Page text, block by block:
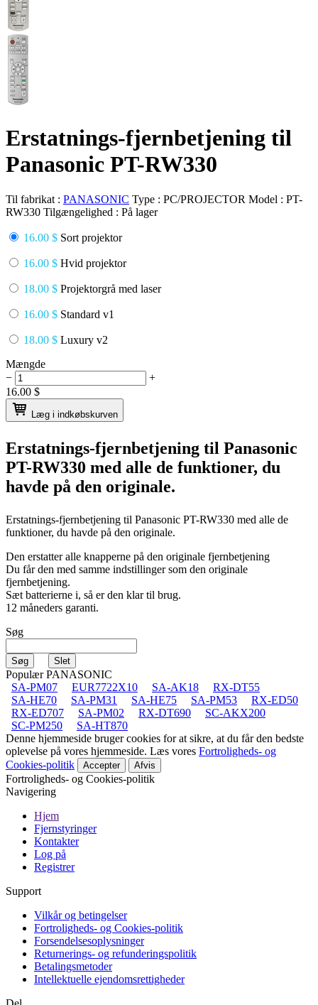
Erstatnings-fjernbetjening til
Panasonic PT-RW330
Til fabrikat : PANASONIC Type : PC/PROJECTOR Model : PT-
RW330 Tilgængelighed : På lager
16.00 $ Sort projektor
16.00 $ Hvid projektor
18.00 $ Projektorgrå med laser
16.00 $ Standard v1
18.00 $ Luxury v2
Mængde
−
+
16.00 $
Læg i indkøbskurven
Erstatnings-fjernbetjening til Panasonic
PT-RW330 med alle de funktioner, du
havde på den originale.
Erstatnings-fjernbetjening til Panasonic PT-RW330 med alle de
funktioner, du havde på den originale.
Den erstatter alle knapperne på den originale fjernbetjening
Du får den med samme indstillinger som den originale
fjernbetjening.
Sæt batterierne i, så er den klar til brug.
12 måneders garanti.
Søg
Populær PANASONIC
SA-PM07
EUR7722X10 SA-AK18
RX-DT55
SA-HE70
SA-PM31 SA-HE75 SA-PM53
RX-ED50
RX-ED707
SA-PM02 RX-DT690
SC-AKX200
SC-PM250
SA-HT870
Denne hjemmeside bruger cookies for at sikre, at du får den bedste
oplevelse på vores hjemmeside. Læs vores Fortroligheds- og
Cookies-politik
Accepter Afvis
Fortroligheds- og Cookies-politik
Navigering
Hjem
Fjernstyringer
Kontakter
Log på
Registrer
Support
Vilkår og betingelser
Fortroligheds- og Cookies-politik
Forsendelsesoplysninger
Returnerings- og refunderingspolitik
Betalingsmetoder
Intellektuelle ejendomsrettigheder